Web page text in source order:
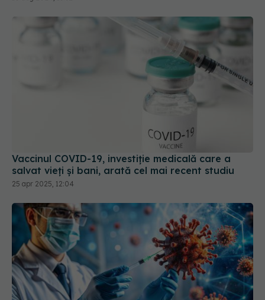
Vaccinul COVID-19, investiție medicală care a
salvat vieți și bani, arată cel mai recent studiu
25 apr 2025, 12:04